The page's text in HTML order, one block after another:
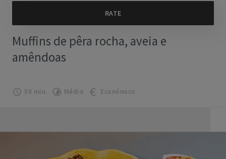
Muffins de pêra rocha, aveia e
amêndoas
50 min. Médio Económico